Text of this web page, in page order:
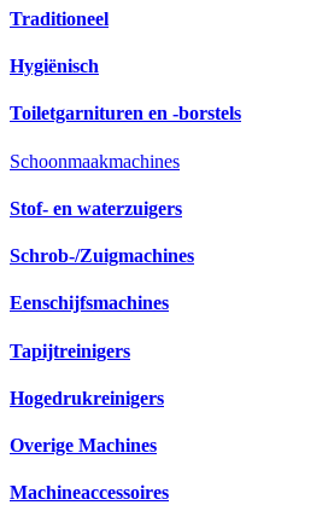
Traditioneel
Hygiënisch
Toiletgarnituren en -borstels
Schoonmaakmachines
Stof- en waterzuigers
Schrob-/Zuigmachines
Eenschijfsmachines
Tapijtreinigers
Hogedrukreinigers
Overige Machines
Machineaccessoires